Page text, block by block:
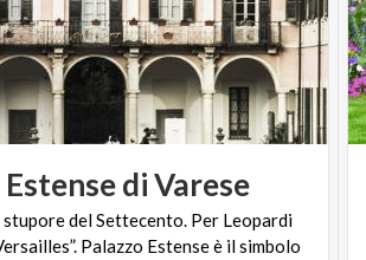
EstensediVarese
del Settecento. Per Leopardi
Palazzo Estense è il simbolo